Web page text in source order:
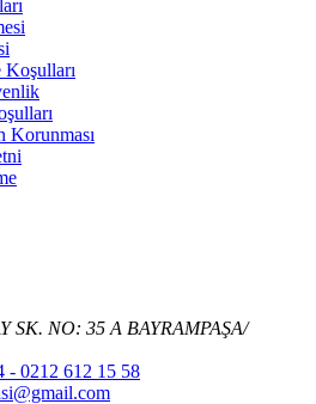
Korunması
SK. NO: 35 A BAYRAMPAŞA/
- 0212 612 15 58